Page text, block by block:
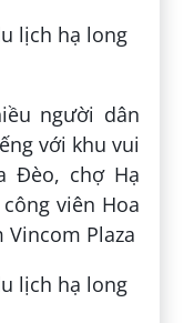
người dân
với khu vui
Đèo, chợ Hạ
viên Hoa
Plaza